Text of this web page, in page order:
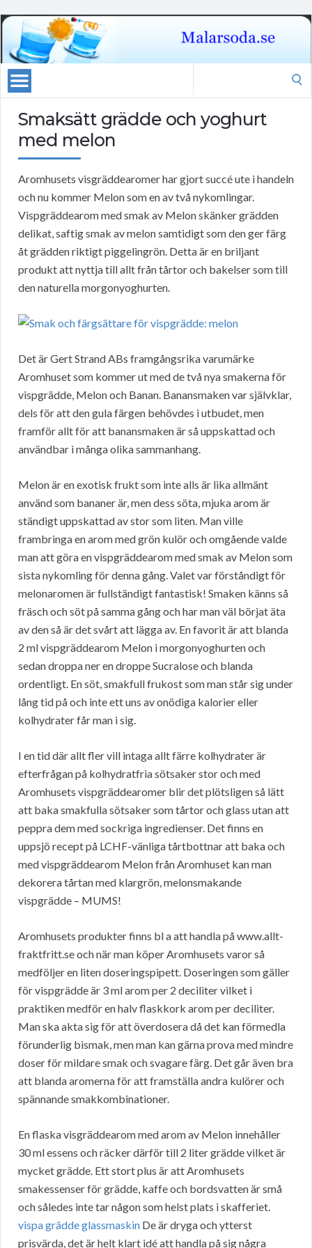
Smaksätt grädde och yoghurt
med melon
Aromhusets visgräddearomer har gjort succé ute i handeln
och nu kommer Melon som en av två nykomlingar.
Vispgräddearom med smak av Melon skänker grädden
delikat, saftig smak av melon samtidigt som den ger färg
åt grädden riktigt piggelingrön. Detta är en briljant
produkt att nyttja till allt från tårtor och bakelser som till
den naturella morgonyoghurten.
Det är Gert Strand ABs framgångsrika varumärke
Aromhuset som kommer ut med de två nya smakerna för
vispgrädde, Melon och Banan. Banansmaken var självklar,
dels för att den gula färgen behövdes i utbudet, men
framför allt för att banansmaken är så uppskattad och
användbar i många olika sammanhang.
Melon är en exotisk frukt som inte alls är lika allmänt
använd som bananer är, men dess söta, mjuka arom är
ständigt uppskattad av stor som liten. Man ville
frambringa en arom med grön kulör och omgående valde
man att göra en vispgräddearom med smak av Melon som
sista nykomling för denna gång. Valet var förståndigt för
melonaromen är fullständigt fantastisk! Smaken känns så
fräsch och söt på samma gång och har man väl börjat äta
av den så är det svårt att lägga av. En favorit är att blanda
2 ml vispgräddearom Melon i morgonyoghurten och
sedan droppa ner en droppe Sucralose och blanda
ordentligt. En söt, smakfull frukost som man står sig under
lång tid på och inte ett uns av onödiga kalorier eller
kolhydrater får man i sig.
I en tid där allt fler vill intaga allt färre kolhydrater är
efterfrågan på kolhydratfria sötsaker stor och med
Aromhusets vispgräddearomer blir det plötsligen så lätt
att baka smakfulla sötsaker som tårtor och glass utan att
peppra dem med sockriga ingredienser. Det finns en
uppsjö recept på LCHF-vänliga tårtbottnar att baka och
med vispgräddearom Melon från Aromhuset kan man
dekorera tårtan med klargrön, melonsmakande
vispgrädde – MUMS!
Aromhusets produkter finns bl a att handla på www.allt-
fraktfritt.se och när man köper Aromhusets varor så
medföljer en liten doseringspipett. Doseringen som gäller
för vispgrädde är 3 ml arom per 2 deciliter vilket i
praktiken medför en halv flaskkork arom per deciliter.
Man ska akta sig för att överdosera då det kan förmedla
förunderlig bismak, men man kan gärna prova med mindre
doser för mildare smak och svagare färg. Det går även bra
att blanda aromerna för att framställa andra kulörer och
spännande smakkombinationer.
En flaska visgräddearom med arom av Melon innehåller
30 ml essens och räcker därför till 2 liter grädde vilket är
mycket grädde. Ett stort plus är att Aromhusets
smakessenser för grädde, kaffe och bordsvatten är små
och således inte tar någon som helst plats i skafferiet.
vispa grädde glassmaskin De är dryga och ytterst
prisvärda, det är helt klart idé att handla på sig några